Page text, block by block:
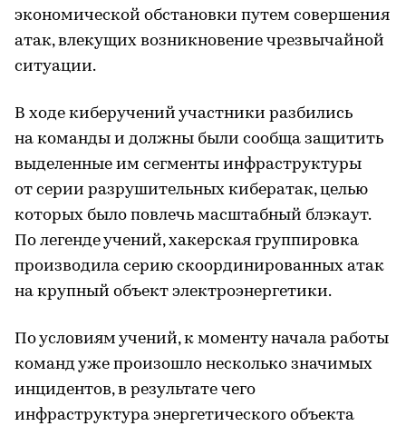
экономической обстановки путем совершения
атак, влекущих возникновение чрезвычайной
ситуации.
В ходе киберучений участники разбились
на команды и должны были сообща защитить
выделенные им сегменты инфраструктуры
от серии разрушительных кибератак, целью
которых было повлечь масштабный блэкаут.
По легенде учений, хакерская группировка
производила серию скоординированных атак
на крупный объект электроэнергетики.
По условиям учений, к моменту начала работы
команд уже произошло несколько значимых
инцидентов, в результате чего
инфраструктура энергетического объекта